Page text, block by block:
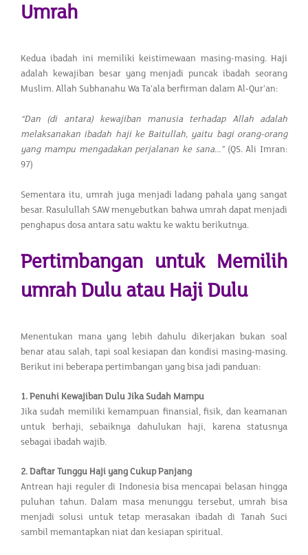
Umrah
Kedua ibadah ini memiliki keistimewaan masing-masing. Haji
adalah kewajiban besar yang menjadi puncak ibadah seorang
Muslim. Allah Subhanahu Wa Ta’ala berfirman dalam Al-Qur’an:
“Dan (di antara) kewajiban manusia terhadap Allah adalah
melaksanakan ibadah haji ke Baitullah, yaitu bagi orang-orang
yang mampu mengadakan perjalanan ke sana...” (QS. Ali Imran:
97)
Sementara itu, umrah juga menjadi ladang pahala yang sangat
besar. Rasulullah SAW menyebutkan bahwa umrah dapat menjadi
penghapus dosa antara satu waktu ke waktu berikutnya.
Pertimbangan untuk Memilih
umrah Dulu atau Haji Dulu
Menentukan mana yang lebih dahulu dikerjakan bukan soal
benar atau salah, tapi soal kesiapan dan kondisi masing-masing.
Berikut ini beberapa pertimbangan yang bisa jadi panduan:
1. Penuhi Kewajiban Dulu Jika Sudah Mampu
Jika sudah memiliki kemampuan finansial, fisik, dan keamanan
untuk berhaji, sebaiknya dahulukan haji, karena statusnya
sebagai ibadah wajib.
2. Daftar Tunggu Haji yang Cukup Panjang
Antrean haji reguler di Indonesia bisa mencapai belasan hingga
puluhan tahun. Dalam masa menunggu tersebut, umrah bisa
menjadi solusi untuk tetap merasakan ibadah di Tanah Suci
sambil memantapkan niat dan kesiapan spiritual.